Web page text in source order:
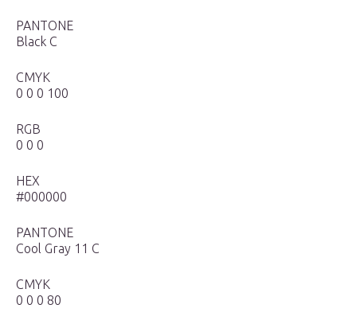
PANTONE
Black С
CMYK
0 0 0 100
RGB
0 0 0
HEX
#000000
PANTONE
Cool Gray 11 С
CMYK
0 0 0 80